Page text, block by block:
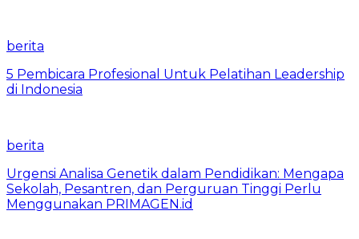
berita
5 Pembicara Profesional Untuk Pelatihan Leadership
di Indonesia
berita
Urgensi Analisa Genetik dalam Pendidikan: Mengapa
Sekolah, Pesantren, dan Perguruan Tinggi Perlu
Menggunakan PRIMAGEN.id